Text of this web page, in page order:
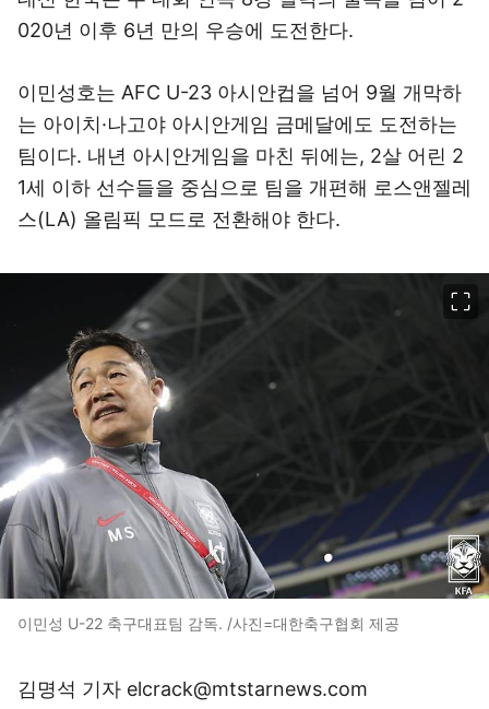
020년 이후 6년 만의 우승에 도전한다.
이민성호는 AFC U-23 아시안컵을 넘어 9월 개막하
는 아이치·나고야 아시안게임 금메달에도 도전하는
팀이다. 내년 아시안게임을 마친 뒤에는, 2살 어린 2
1세 이하 선수들을 중심으로 팀을 개편해 로스앤젤레
스(LA) 올림픽 모드로 전환해야 한다.
이민성 U-22 축구대표팀 감독. /사진=대한축구협회 제공
김명석 기자 elcrack@mtstarnews.com